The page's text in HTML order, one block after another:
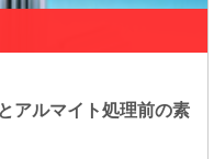
アルマイト処理前の素